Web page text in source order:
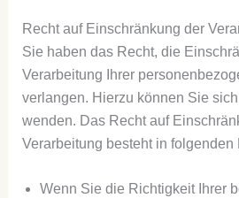
Recht auf Einschränkung der
Sie haben das Recht, die
Verarbeitung Ihrer
verlangen. Hierzu können Sie
wenden. Das Recht auf
Verarbeitung besteht in folgenden
Wenn Sie die Richtigkeit Ihrer